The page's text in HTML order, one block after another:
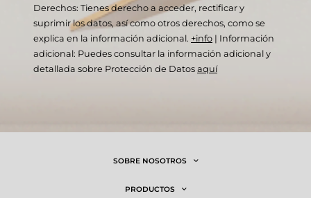
Derechos: Tienes derecho a acceder, rectificar y
suprimir los datos, así como otros derechos, como se
explica en la información adicional. +info | Información
adicional: Puedes consultar la información adicional y
detallada sobre Protección de Datos aquí
SOBRE NOSOTROS
PRODUCTOS